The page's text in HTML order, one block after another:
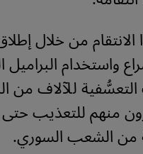
الانتقام من خلال
واستخدام
التعسُّفية للآلاف من
منهم للتعذيب
من الشعب السوري.